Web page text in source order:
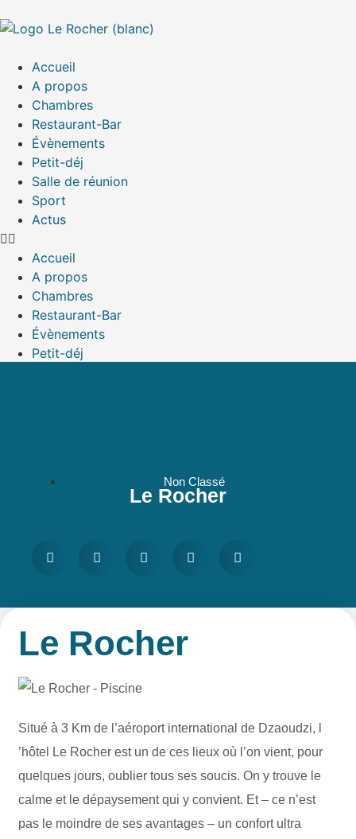
Accueil
A propos
Chambres
Restaurant-Bar
Évènements
Petit-déj
Salle de réunion
Sport
Actus
Accueil
A propos
Chambres
Restaurant-Bar
Évènements
Petit-déj
Non Classé
Le Rocher
Le Rocher
Situé à 3 Km de l’aéroport international de Dzaoudzi, l
’hôtel Le Rocher est un de ces lieux où l’on vient, pour
quelques jours, oublier tous ses soucis. On y trouve le
calme et le dépaysement qui y convient. Et – ce n’est
pas le moindre de ses avantages – un confort ultra